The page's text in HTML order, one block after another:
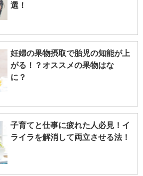
選！
妊婦の果物摂取で胎児の知能が上
がる！？オススメの果物はな
に？
子育てと仕事に疲れた人必見！イ
ライラを解消して両立させる法！